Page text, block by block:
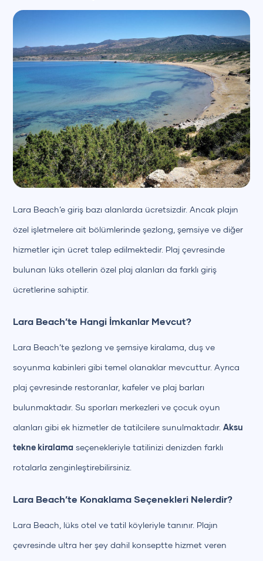
Lara Beach’e giriş bazı alanlarda ücretsizdir. Ancak plajın
özel işletmelere ait bölümlerinde şezlong, şemsiye ve diğer
hizmetler için ücret talep edilmektedir. Plaj çevresinde
bulunan lüks otellerin özel plaj alanları da farklı giriş
ücretlerine sahiptir.
Lara Beach’te Hangi İmkanlar Mevcut?
Lara Beach’te şezlong ve şemsiye kiralama, duş ve
soyunma kabinleri gibi temel olanaklar mevcuttur. Ayrıca
plaj çevresinde restoranlar, kafeler ve plaj barları
bulunmaktadır. Su sporları merkezleri ve çocuk oyun
alanları gibi ek hizmetler de tatilcilere sunulmaktadır.Aksu
tekne kiralama seçenekleriyle tatilinizi denizden farklı
rotalarla zenginleştirebilirsiniz.
Lara Beach’te Konaklama Seçenekleri Nelerdir?
Lara Beach, lüks otel ve tatil köyleriyle tanınır. Plajın
çevresinde ultra her şey dahil konseptte hizmet veren